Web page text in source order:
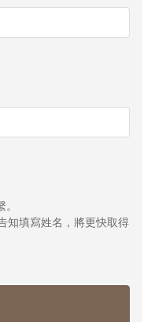
知填寫姓名，將更快取得